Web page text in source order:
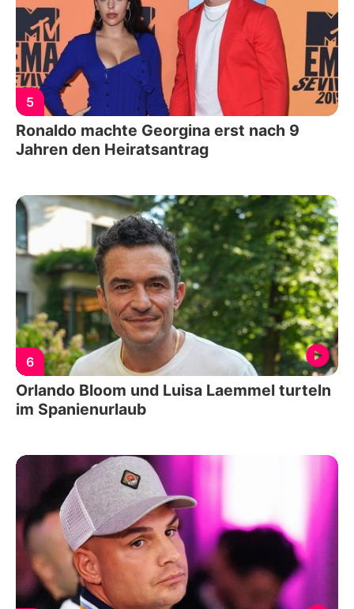
5
Ronaldo machte Georgina erst nach 9
Jahren den Heiratsantrag
6
Orlando Bloom und Luisa Laemmel turteln
im Spanienurlaub